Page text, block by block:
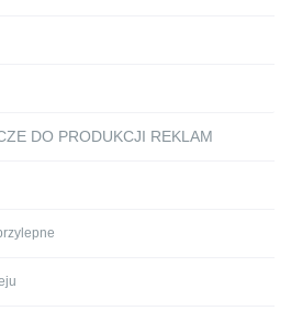
DO PRODUKCJI REKLAM